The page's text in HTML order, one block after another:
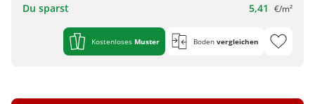
Du sparst 5,41 €/m²
Kostenloses Muster Boden vergleichen